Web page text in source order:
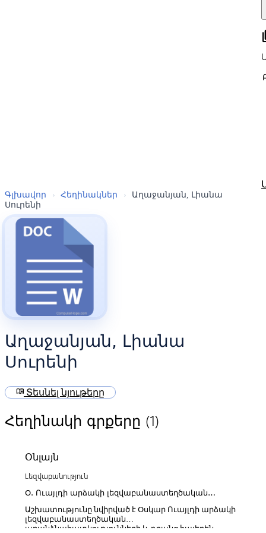
Գլխավոր › Հեղինակներ ›
Աղաջանյան, Լիանա
Սուրենի
Աղաջանյան, Լիանա
Սուրենի
menu_book Տեսնել նյութերը
Հեղինակի գրքերը (1)
Օնլայն
Lեզվաբանություն
Օ. Ուայլդի արձակի լեզվաբանաստեղծական
հայերեն թարգմանություններում
Աշխատությունը նվիրված է Օսկար Ուայլդի արձակի
լեզվաբանաստեղծական
առանձնահատկությունների և դրանց հայերեն